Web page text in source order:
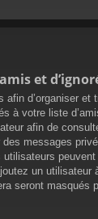
et
d’organiser et
à votre liste
afin de
messages
un utilisateur
seront masqués